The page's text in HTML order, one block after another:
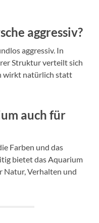
aggressiv?
aggressiv. In
Struktur verteilt sich
wirkt natürlich statt
auch für
Farben und das
bietet das Aquarium
Natur, Verhalten und